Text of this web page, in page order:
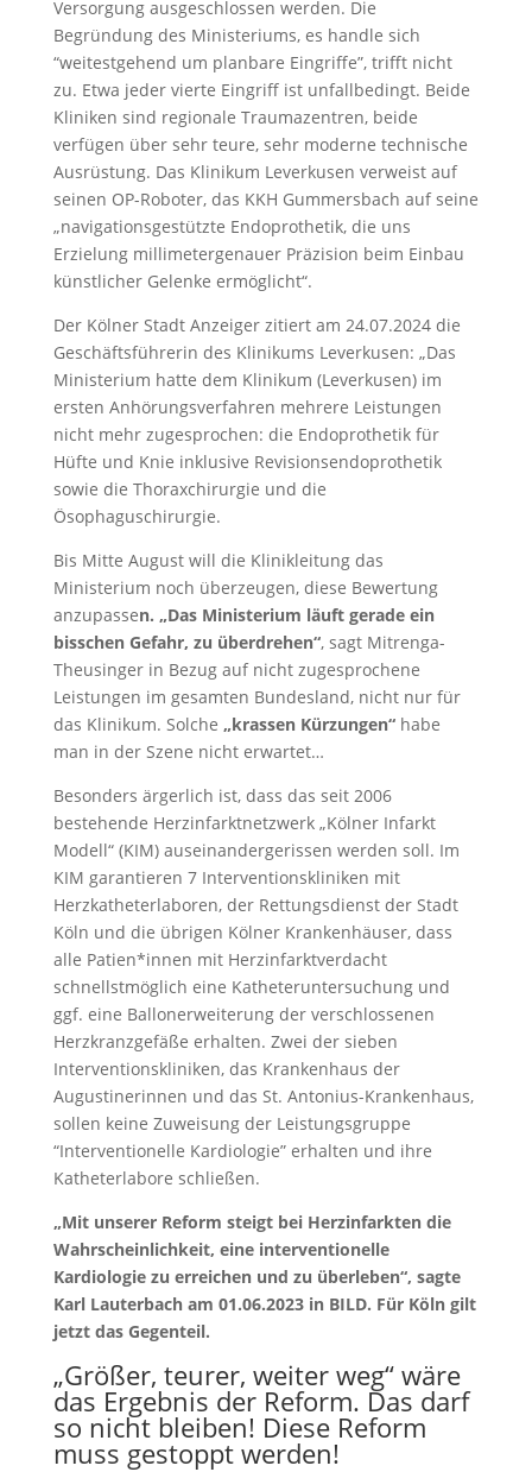
Versorgung ausgeschlossen werden. Die
Begründung des Ministeriums, es handle sich
“weitestgehend um planbare Eingriffe”, trifft nicht
zu. Etwa jeder vierte Eingriff ist unfallbedingt. Beide
Kliniken sind regionale Traumazentren, beide
verfügen über sehr teure, sehr moderne technische
Ausrüstung. Das Klinikum Leverkusen verweist auf
seinen OP-Roboter, das KKH Gummersbach auf seine
„navigationsgestützte Endoprothetik, die uns
Erzielung millimetergenauer Präzision beim Einbau
künstlicher Gelenke ermöglicht“.
Der Kölner Stadt Anzeiger zitiert am 24.07.2024 die
Geschäftsführerin des Klinikums Leverkusen: „Das
Ministerium hatte dem Klinikum (Leverkusen) im
ersten Anhörungsverfahren mehrere Leistungen
nicht mehr zugesprochen: die Endoprothetik für
Hüfte und Knie inklusive Revisionsendoprothetik
sowie die Thoraxchirurgie und die
Ösophaguschirurgie.
Bis Mitte August will die Klinikleitung das
Ministerium noch überzeugen, diese Bewertung
anzupassen. „Das Ministerium läuft gerade ein
bisschen Gefahr, zu überdrehen“, sagt Mitrenga-
Theusinger in Bezug auf nicht zugesprochene
Leistungen im gesamten Bundesland, nicht nur für
das Klinikum. Solche „krassen Kürzungen“habe
man in der Szene nicht erwartet…
Besonders ärgerlich ist, dass das seit 2006
bestehende Herzinfarktnetzwerk „Kölner Infarkt
Modell“ (KIM) auseinandergerissen werden soll. Im
KIM garantieren 7 Interventionskliniken mit
Herzkatheterlaboren, der Rettungsdienst der Stadt
Köln und die übrigen Kölner Krankenhäuser, dass
alle Patien*innen mit Herzinfarktverdacht
schnellstmöglich eine Katheteruntersuchung und
ggf. eine Ballonerweiterung der verschlossenen
Herzkranzgefäße erhalten. Zwei der sieben
Interventionskliniken, das Krankenhaus der
Augustinerinnen und das St. Antonius-Krankenhaus,
sollen keine Zuweisung der Leistungsgruppe
“Interventionelle Kardiologie” erhalten und ihre
Katheterlabore schließen.
„Mit unserer Reform steigt bei Herzinfarkten die
Wahrscheinlichkeit, eine interventionelle
Kardiologie zu erreichen und zu überleben“, sagte
Karl Lauterbach am 01.06.2023 in BILD. Für Köln gilt
jetzt das Gegenteil.
„Größer, teurer, weiter weg“ wäre
das Ergebnis der Reform. Das darf
so nicht bleiben! Diese Reform
muss gestoppt werden!